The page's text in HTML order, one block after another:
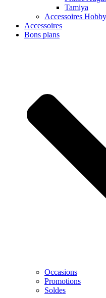
Tamiya
Accessoires Hobby
Accessoires
Bons plans
Occasions
Promotions
Soldes